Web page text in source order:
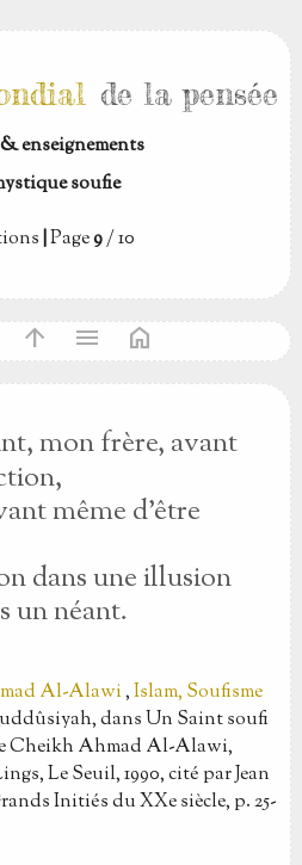
de la pensée
& enseignements
soufie
|Page9/ 10
arrow_upward menu home
mon frère, avant
même d'être
dans une illusion
un néant.
Al-Alawi,Islam, Soufisme
dans Un Saint soufi
Cheikh Ahmad Al-Alawi,
Le Seuil, 1990, cité par Jean
Initiés du XXe siècle, p. 25-